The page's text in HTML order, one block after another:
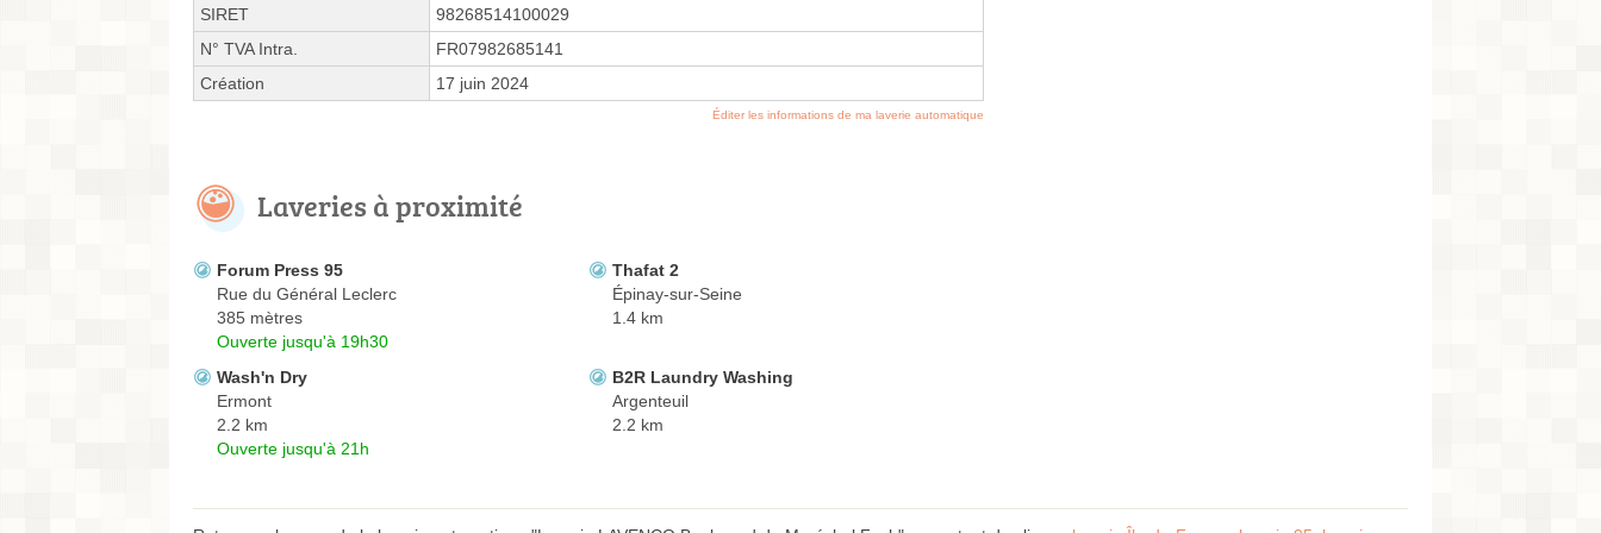
SIRET
98268514100029
N° TVA Intra.
FR07982685141
Création
17 juin 2024
Éditer les informations de ma laverie automatique
Laveries à proximité
Forum Press 95
Rue du Général Leclerc
385 mètres
Ouverte jusqu'à 19h30
Thafat 2
Épinay-sur-Seine
1.4 km
Wash'n Dry
Ermont
2.2 km
Ouverte jusqu'à 21h
B2R Laundry Washing
Argenteuil
2.2 km